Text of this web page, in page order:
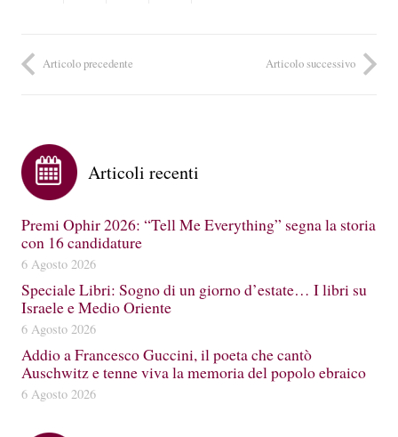
Articolo precedente Articolo successivo
Articoli recenti
Premi Ophir 2026: “Tell Me Everything” segna la storia
con 16 candidature
6 Agosto 2026
Speciale Libri: Sogno di un giorno d’estate… I libri su
Israele e Medio Oriente
6 Agosto 2026
Addio a Francesco Guccini, il poeta che cantò
Auschwitz e tenne viva la memoria del popolo ebraico
6 Agosto 2026